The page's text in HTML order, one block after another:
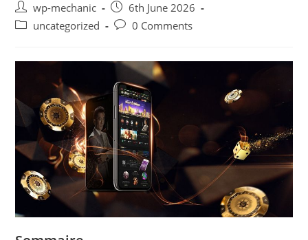
wp-mechanic
6th June 2026
uncategorized
0 Comments